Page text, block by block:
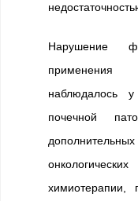
Нарушение
наблюдалось
почечной
химиотерапии,